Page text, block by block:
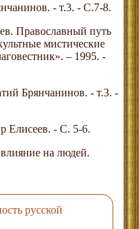
- т.3. - С.7-8.
Православный путь
мистические
– 1995. -
Брянчанинов. - т.3. -
Елисеев. - С. 5-6.
на людей.
русской